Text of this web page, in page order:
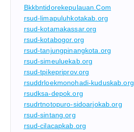
Bkkbntidorekepulauan.com
rsud-limapuluhkotakab.org
rsud-kotamakassar.org
rsud-kotabogor.org
rsud-tanjungpinangkota.org
rsud-simeuluekab.org
rsud-tpikepriprov.org
rsuddrloekmonohadi-kuduskab.org
rsudksa-depok.org
rsudrtnotopuro-sidoarjokab.org
rsud-sintang.org
rsud-cilacapkab.org